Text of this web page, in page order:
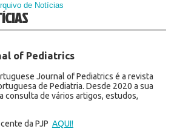
de Notícias
of Pediatrics
Journal of Pediatrics é a revista
de Pediatria. Desde 2020 a sua
consulta de vários artigos, estudos,
da PJP AQUI!